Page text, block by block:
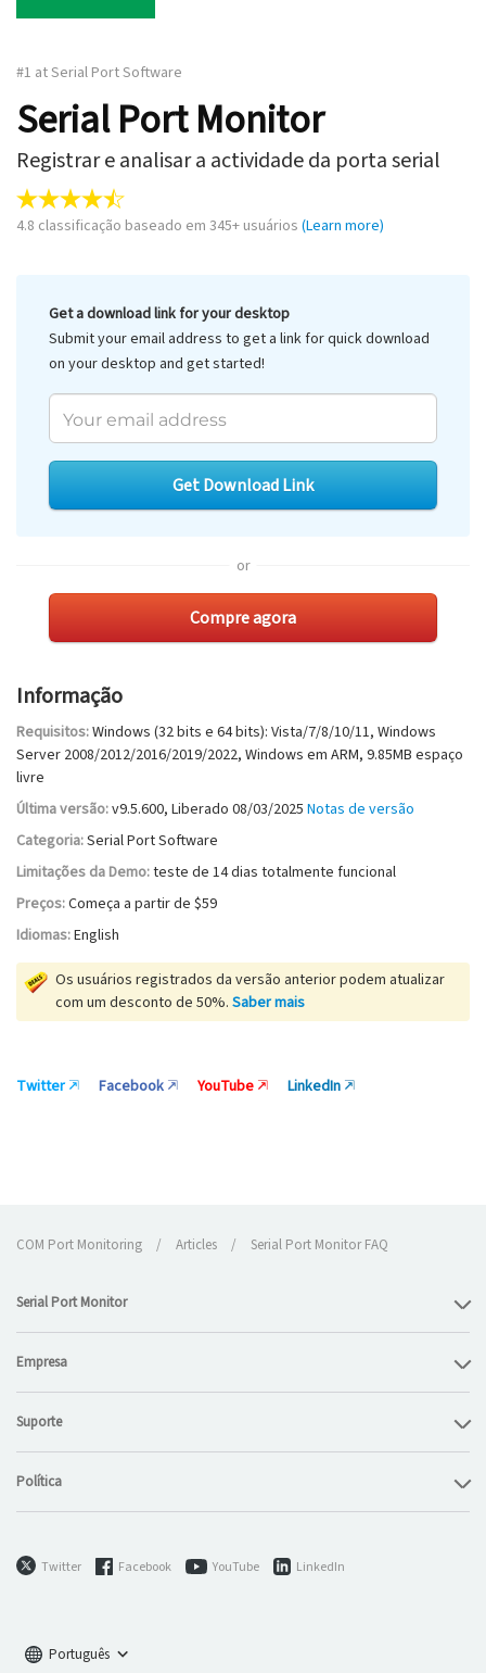
#1 at Serial Port Software
Serial Port Monitor
Registrar e analisar a actividade da porta serial
4.8 classificação baseado em 345+ usuários (Learn more)
Get a download link for your desktop
Submit your email address to get a link for quick download
on your desktop and get started!
Get Download Link
or
Compre agora
Informação
Requisitos:Windows (32 bits e 64 bits): Vista/7/8/10/11, Windows
Server 2008/2012/2016/2019/2022, Windows em ARM, 9.85MB espaço
livre
Última versão:v9.5.600, Liberado 08/03/2025 Notas de versão
Categoria:Serial Port Software
Limitações da Demo:teste de 14 dias totalmente funcional
Preços:Começa a partir de $59
Idiomas:English
Os usuários registrados da versão anterior podem atualizar
com um desconto de 50%. Saber mais
Twitter Facebook YouTube LinkedIn
COM Port Monitoring / Articles / Serial Port Monitor FAQ
Serial Port Monitor
Empresa
Suporte
Política
Twitter Facebook YouTube LinkedIn
Português